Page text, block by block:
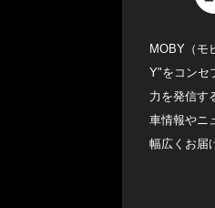
MOBY（モ
Y"をコンセ
力を発信す
車情報やニ
幅広くお届